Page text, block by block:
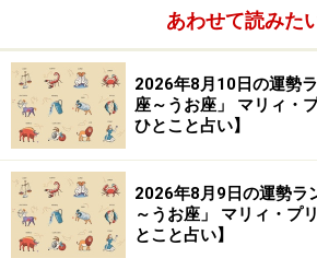
あわせて読みた
2026年8月10日の運勢
座～うお座」 マリィ・
ひとこと占い】
2026年8月9日の運勢ラ
～うお座」 マリィ・プ
とこと占い】